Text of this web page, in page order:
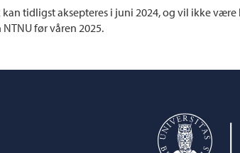
kan tidligst aksepteres i juni 2024, og vil ikke
før våren 2025.